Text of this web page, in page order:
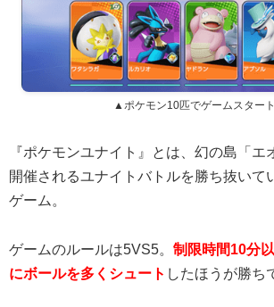
▲ポケモン10匹でゲームスタート
『ポケモンユナイト』とは、幻の島「エ
開催されるユナイトバトルを勝ち抜いて
ゲーム。
ゲームのルールは5VS5。 制限時間10分
にボールを多くシュート したほうが勝ち